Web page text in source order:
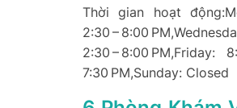
Thời gian hoạt
2:30 – 8:00
2:30 – 8:00 PM,Friday:
7:30 PM,Sunday: Closed